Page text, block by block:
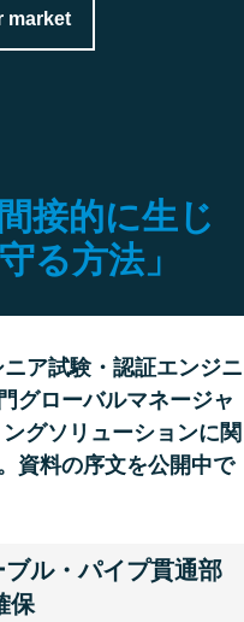
market
接的に生じ
る方法」
ア試験・認証エンジニ
グローバルマネージャ
グソリューションに関
資料の序文を公開中で
ル・パイプ貫通部
保